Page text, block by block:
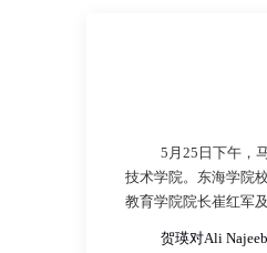
5 月 25 日下午，
技术学院。东海学院
教育学院院长崔红军
贺瑛对Ali Najeeb